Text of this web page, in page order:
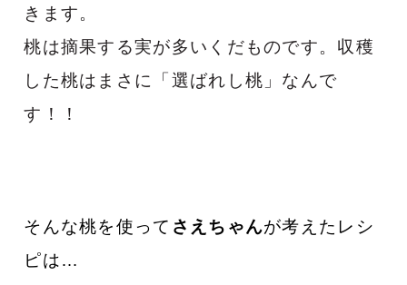
きます。
桃は摘果する実が多いくだものです。収穫
した桃はまさに「選ばれし桃」なんで
す！！
そんな桃を使って さえちゃんが考えたレシ
ピは…